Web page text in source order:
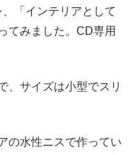
「インテリアとして
てみました。CD専用
、サイズは小型でスリ
の水性ニスで作ってい